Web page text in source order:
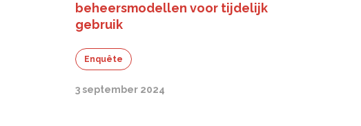
beheersmodellen voor tijdelijk
gebruik
Enquête
3 september 2024